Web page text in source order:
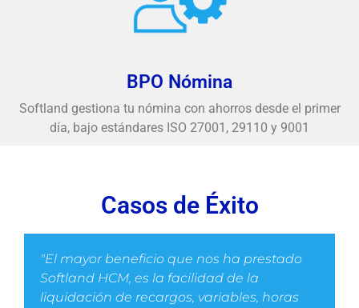
BPO Nómina
Softland gestiona tu nómina con ahorros desde el primer
día, bajo estándares ISO 27001, 29110 y 9001
Casos de Éxito
"El mayor beneficio que nos ha prestado
Softland HCM, es la facilidad de la
liquidación de recargos, variables, horas